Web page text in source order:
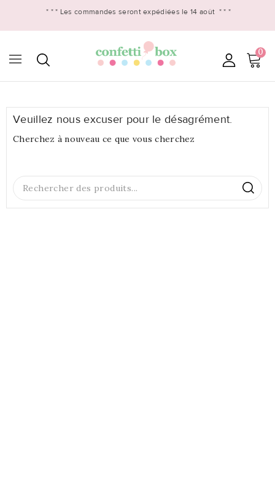
* * * Les commandes seront expédiées le 14 août * * *
0
Veuillez nous excuser pour le désagrément.
Cherchez à nouveau ce que vous cherchez